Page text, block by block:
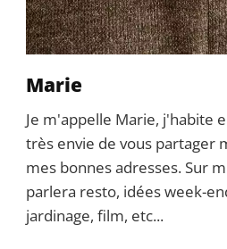
Marie
Je m'appelle Marie, j'habite
très envie de vous partager
mes bonnes adresses. Sur
parlera resto, idées week-
jardinage, film, etc...